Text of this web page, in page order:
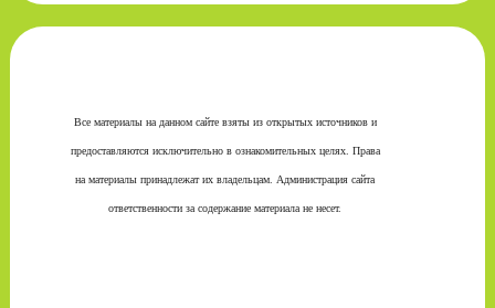
Все материалы на данном сайте взяты из открытых источников и
предоставляются исключительно в ознакомительных целях. Права
на материалы принадлежат их владельцам. Администрация сайта
ответственности за содержание материала не несет.